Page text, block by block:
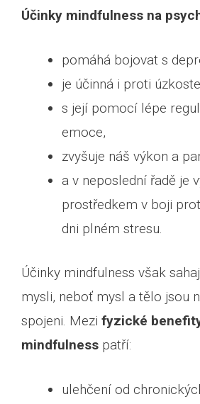
Účinky mindfulness na
pomáhá bojovat s
je účinná i proti
s její pomocí lépe
emoce,
zvyšuje náš výkon a
a v neposlední řadě je
prostředkem v boji
dni plném stresu.
Účinky mindfulness však
mysli, neboť mysl a tělo jsou
spojeni. Mezi fyzické
mindfulness patří:
ulehčení od